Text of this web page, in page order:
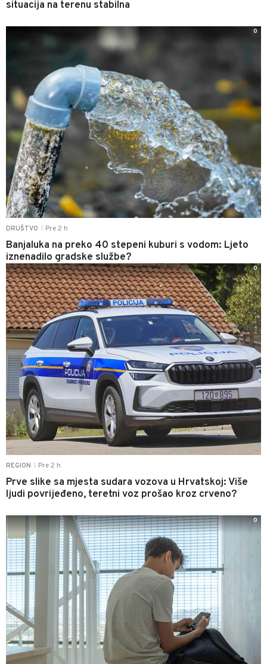
situacija na terenu stabilna
DRUŠTVO Pre 2 h
Banjaluka na preko 40 stepeni kuburi s vodom: Ljeto
iznenadilo gradske službe?
0
REGION Pre 2 h
Prve slike sa mjesta sudara vozova u Hrvatskoj: Više
ljudi povrijeđeno, teretni voz prošao kroz crveno?
0
0